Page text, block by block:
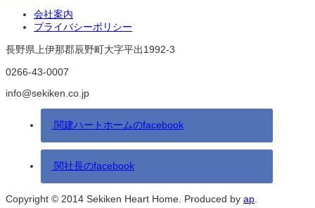
会社案内
プライバシーポリシー
長野県上伊那郡辰野町大字平出1992-3
0266-43-0007
info@sekiken.co.jp
関建ハートホームのfacebook
関社長のfacebook
Copyright © 2014 Sekiken Heart Home. Produced by ap.